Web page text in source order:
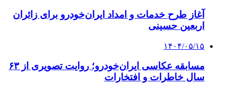
آغاز طرح خدمات و امداد ایران‌خودرو برای زائران
اربعین حسینی
۱۴۰۴/۰۵/۱۵
مسابقه عکاسی ایران‌خودرو؛ روایت تصویری از ۶۳
سال خاطرات و افتخارات